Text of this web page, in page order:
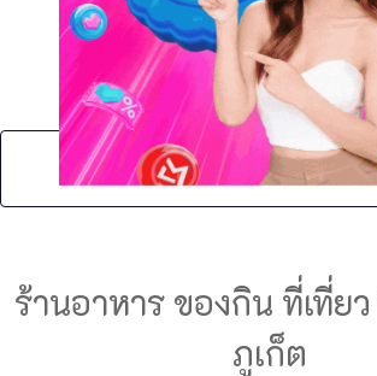
No Post Found
ร้านอาหาร ของกิน ที่เที่ย
ภูเก็ต